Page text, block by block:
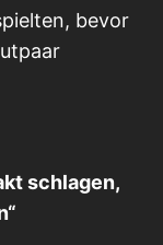
bevor
schlagen,